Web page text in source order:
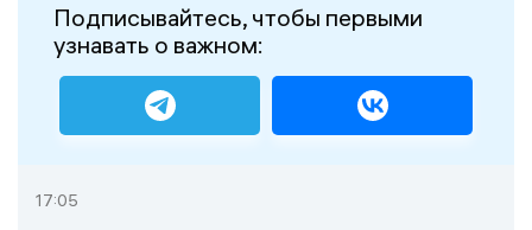
Подписывайтесь, чтобы первыми
узнавать о важном:
17:05